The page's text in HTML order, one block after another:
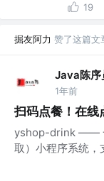
19
掘友阿力 赞了这篇文
Java陈序
1年前
扫码点餐！在线
yshop-drink ——
取）小程序系统，